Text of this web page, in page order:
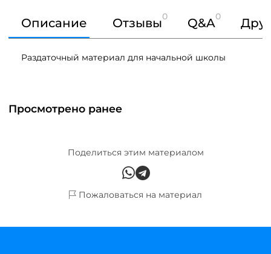
Описание Отзывы0 Q&A0
Раздаточный материал для начальной школы
Просмотрено ранее
Поделиться этим материалом
Пожаловаться на материал